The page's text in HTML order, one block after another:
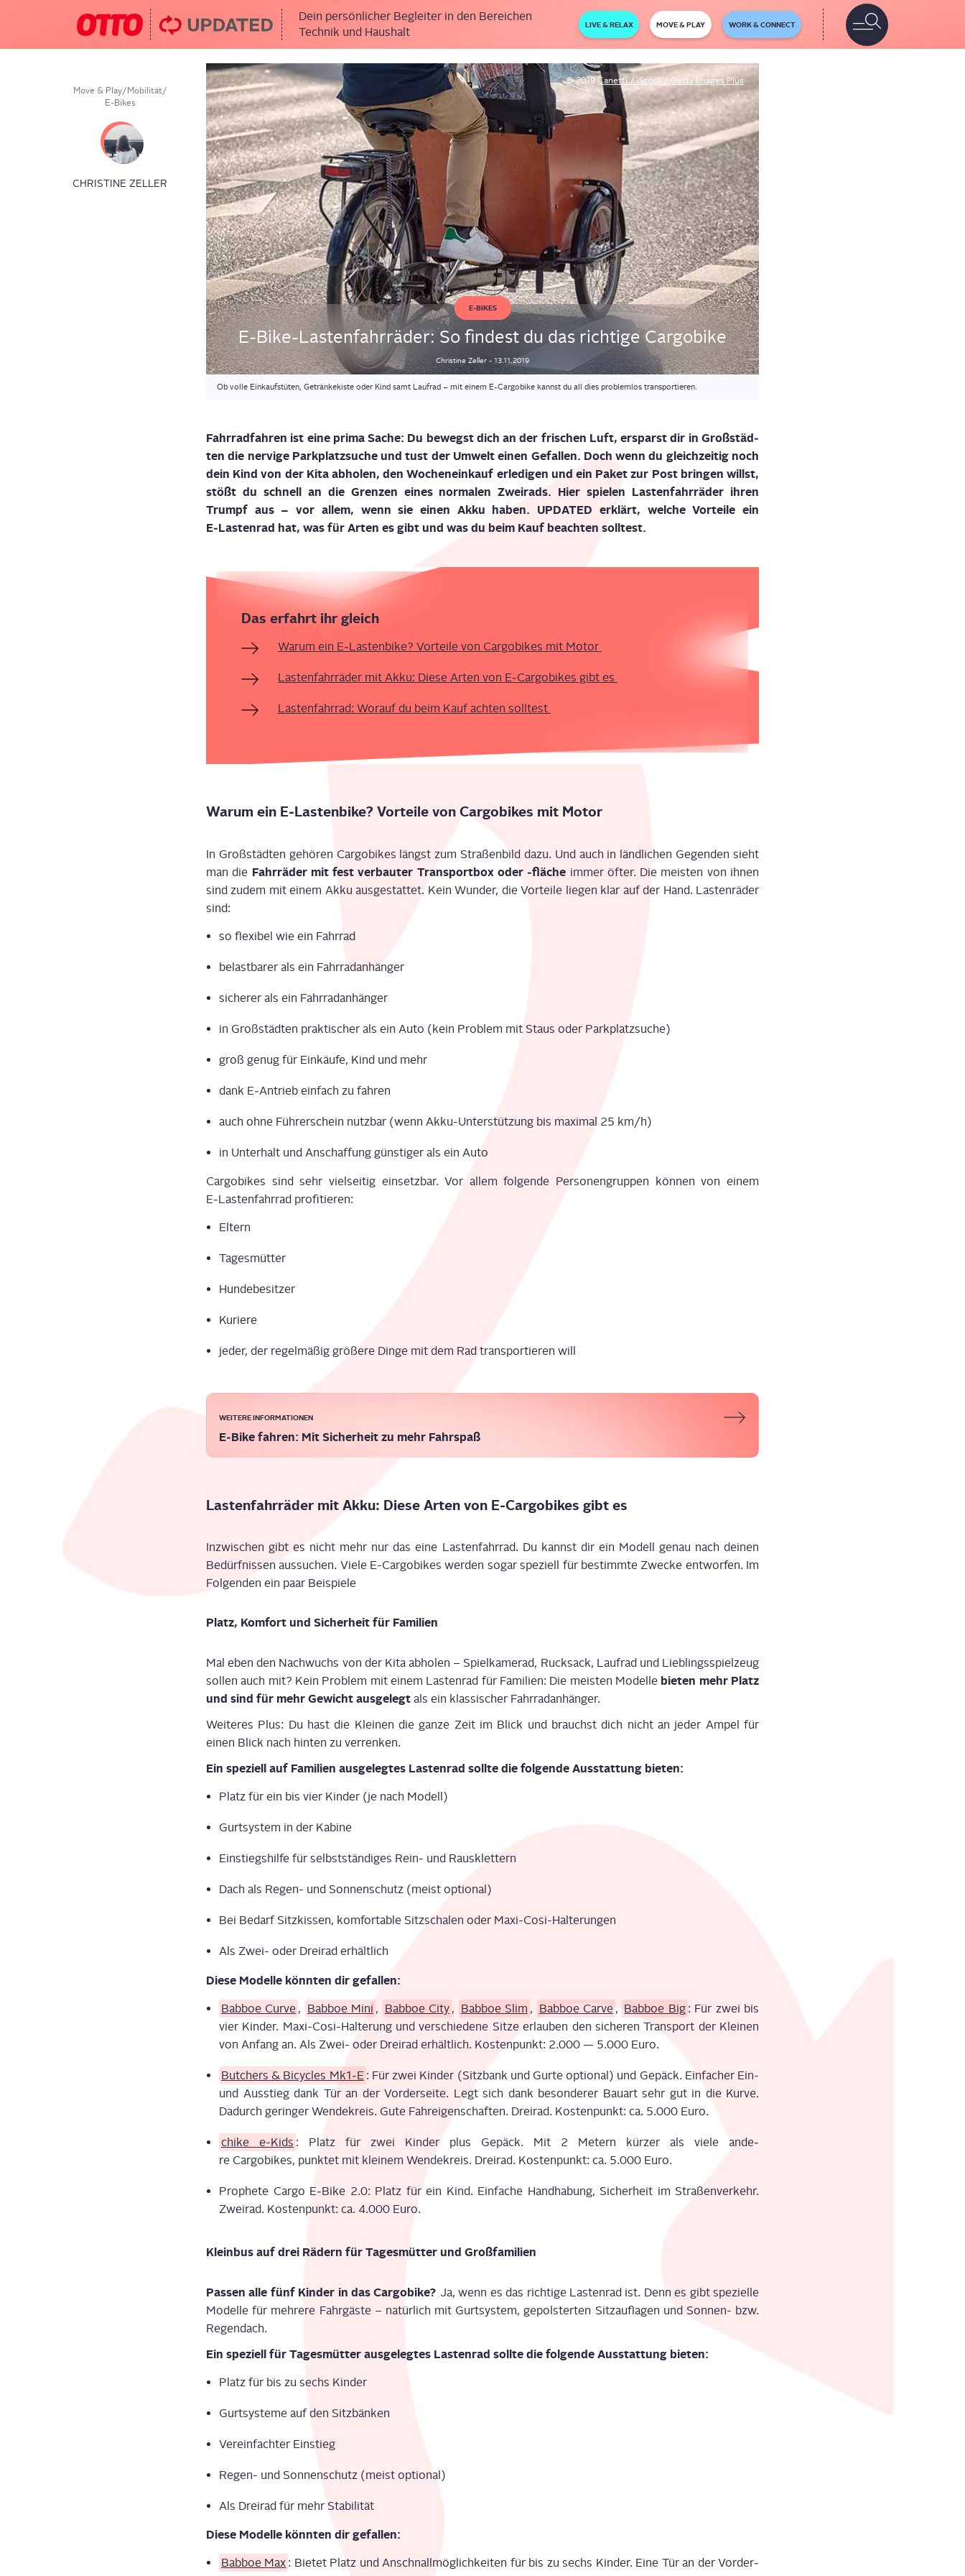
Dein persönlicher Begleiter in den Bereichen
Technik und Haushalt
LIVE & RELAX MOVE & PLAY WORK & CONNECT
Move & Play/Mobilität/
E-Bikes
CHRISTINE ZELLER
© 2019Canetti / iStock / Getty Images Plus
E-BIKES
E‑Bike-Las­ten­fahr­rä­der: So fin­dest du das rich­ti­ge Cargobike
Christine Zeller - 13.11.2019
Ob volle Einkaufstüten, Getränkekiste oder Kind samt Laufrad – mit einem E-Cargobike kannst du all dies problemlos transportieren.
Fahr­rad­fah­ren ist eine pri­ma Sache: Du bewegst dich an der fri­schen Luft, ersparst dir in Groß­städ­
ten die ner­vi­ge Park­platz­su­che und tust der Umwelt einen Gefal­len. Doch wenn du gleich­zei­tig noch
dein Kind von der Kita abho­len, den Wochen­ein­kauf erle­di­gen und ein Paket zur Post brin­gen willst,
stößt du schnell an die Gren­zen eines nor­ma­lenZwei­rads. Hier spie­len Las­ten­fahr­rä­der ihren
Trumpf aus– vor allem, wenn sie einen Akku haben. UPDATED erklärt, wel­che Vor­tei­le ein
E‑Lastenrad hat, was für Arten es gibt und was du beim Kauf beach­ten soll­test.
Das erfahrt ihr gleich
War­um ein E‑Lastenbike? Vor­tei­le von Cargobikes mit Motor
Las­ten­fahr­rä­der mit Akku: Die­se Arten von E‑Cargobikes gibt es
Las­ten­fahr­rad: Wor­auf du beim Kauf ach­ten solltest
War­um ein E‑Lastenbike? Vor­tei­le von Cargobikes mit Motor
In Groß­städ­ten gehö­ren Cargobikes längst zum Stra­ßen­bild dazu. Und auch in länd­li­chen Gegen­den sieht
man die Fahr­rä­der mit fest ver­bau­ter Trans­port­box oder ‑flä­che immer öfter. Die meis­ten von ihnen
sind zudem mit einem Akku aus­ge­stat­tet. Kein Wun­der, die Vor­tei­le lie­gen klar auf der Hand. Las­ten­rä­der
sind:
so fle­xi­bel wie ein Fahr­rad
belast­ba­rer als ein Fahr­rad­an­hän­ger
siche­rer als ein Fahr­rad­an­hän­ger
in Groß­städ­ten prak­ti­scher als ein Auto (kein Pro­blem mit Staus oder Park­platz­su­che)
groß genug für Ein­käu­fe, Kind und mehr
dank E‑Antrieb ein­fach zu fah­ren
auch ohne Füh­rer­schein nutz­bar (wenn Akku-Unter­stüt­zung bis maxi­mal 25 km/h)
in Unter­halt und Anschaf­fung güns­ti­ger als ein Auto
Cargobikes sind sehr viel­sei­tig ein­setz­bar.Vor allem fol­gen­de Per­so­nen­grup­pen kön­nen von einem
E‑Lastenfahrrad pro­fi­tie­ren:
Eltern
Tages­müt­ter
Hun­de­be­sit­zer
Kurie­re
jeder, der regel­mä­ßig grö­ße­re Din­ge mit dem Rad trans­por­tie­ren will
WEI­TE­RE INFORMATIONEN
E‑Bike fah­ren: Mit Sicher­heit zu mehr Fahrspaß
Las­ten­fahr­rä­der mit Akku: Die­se Arten von E‑Cargobikes gibt es
Inzwi­schen gibt es nicht mehr nur daseine Las­ten­fahr­rad. Du kannst dir ein Modell genau nach dei­nen
Bedürf­nis­sen aus­su­chen. Vie­le E-Cargobikes wer­den sogar spe­zi­ell für bestimm­te Zwe­cke ent­wor­fen. Im
Fol­gen­den ein paar Beispiele
Platz, Kom­fort und Sicher­heit für Familien
Mal eben den Nach­wuchs von der Kita abho­len – Spiel­ka­me­rad, Ruck­sack, Lauf­rad und Lieb­lings­spiel­zeug
sol­len auch mit? Kein Pro­blem mit einem Las­ten­rad für Fami­li­en: Die meis­ten Model­le bie­ten mehr Platz
und sind für mehr Gewicht aus­ge­legt als ein klas­si­scher Fahr­rad­an­hän­ger.
Wei­te­res Plus: Du hast die Klei­nen die gan­ze Zeit im Blick und brauchst dich nicht an jeder Ampel für
einen Blick nach hin­ten zu ver­ren­ken.
Ein spe­zi­ell auf Fami­li­en aus­ge­leg­tes Las­ten­rad soll­te die fol­gen­de Aus­stat­tung bie­ten:
Platz für ein bis vier Kin­der (je nach Modell)
Gurt­sys­tem in der Kabi­ne
Ein­stiegs­hil­fe für selbst­stän­di­ges Rein- und Raus­klet­tern
Dach als Regen- und Son­nen­schutz (meist optio­nal)
Bei Bedarf Sitz­kis­sen, kom­for­ta­ble Sitz­scha­len oder Maxi-Cosi-Hal­te­run­gen
Als Zwei- oder Drei­rad erhält­lich
Die­se Model­le könn­ten dir gefal­len:
Bab­boe Cur­ve , Bab­boe Mini , Babboe City , Babboe Slim , Bab­boe Car­ve , Bab­boe Big : Für zwei bis
vier Kin­der. Maxi-Cosi-Hal­te­rung und ver­schie­de­ne Sit­ze erlau­ben den siche­ren Trans­port der Klei­nen
von Anfang an. Als Zwei- oder Drei­rad erhält­lich. Kos­ten­punkt: 2.000 — 5.000 Euro.
But­chers & Bicy­cles Mk1‑E : Für zwei Kin­der (Sitz­bank und Gur­te optio­nal) und Gepäck. Ein­fa­cher Ein-
und Aus­stieg dank Tür an der Vor­der­sei­te. Legt sich dank beson­de­rer Bau­art sehr gut in die Kur­ve.
Dadurch gerin­ger Wen­de­kreis. Gute Fahr­ei­gen­schaf­ten. Drei­rad. Kos­ten­punkt: ca. 5.000 Euro.
chi­ke e-Kids : Platz für zwei Kin­der plus Gepäck. Mit 2 Metern kür­zer als vie­le ande­
re Cargobikes, punk­tet mit klei­nem Wen­de­kreis. Drei­rad. Kos­ten­punkt: ca. 5.000 Euro.
Pro­phe­te Cargo E‑Bike 2.0: Platz für ein Kind. Ein­fa­che Hand­ha­bung, Sicher­heit im Stra­ßen­ver­kehr.
Zwei­rad. Kos­ten­punkt: ca. 4.000 Euro.
Klein­bus auf drei Rädern für Tages­müt­ter und Großfamilien
Pas­sen alle fünf Kin­der indas Cargobike? Ja, wenn es das rich­ti­ge Las­ten­rad ist. Denn es gibt spe­zi­el­le
Model­le für meh­re­re Fahr­gäs­te – natür­lich mit Gurt­sys­tem, gepols­ter­ten Sitz­auf­la­gen und Son­nen- bzw.
Regen­dach.
Ein spe­zi­ell für Tages­müt­ter aus­ge­leg­tes Las­ten­rad soll­te die fol­gen­de Aus­stat­tung bie­ten:
Platz für bis zu sechs Kin­der
Gurt­sys­te­me auf den Sitz­bän­ken
Ver­ein­fach­ter Ein­stieg
Regen- und Son­nen­schutz (meist optio­nal)
Als Drei­rad für mehr Sta­bi­li­tät
Die­se Model­le könn­ten dir gefal­len:
Bab­boe Max : Bie­tet Platz und Anschnall­mög­lich­keiten für bis zusechs Kin­der. Eine Tür an der Vor­der­